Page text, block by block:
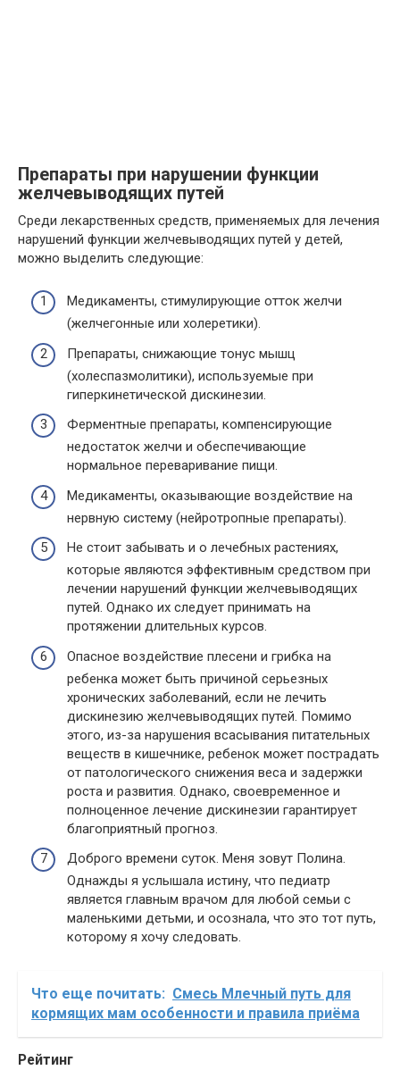
Препараты при нарушении функции
желчевыводящих путей
Среди лекарственных средств, применяемых для лечения
нарушений функции желчевыводящих путей у детей,
можно выделить следующие:
Медикаменты, стимулирующие отток желчи
(желчегонные или холеретики).
Препараты, снижающие тонус мышц
(холеспазмолитики), используемые при
гиперкинетической дискинезии.
Ферментные препараты, компенсирующие
недостаток желчи и обеспечивающие
нормальное переваривание пищи.
Медикаменты, оказывающие воздействие на
нервную систему (нейротропные препараты).
Не стоит забывать и о лечебных растениях,
которые являются эффективным средством при
лечении нарушений функции желчевыводящих
путей. Однако их следует принимать на
протяжении длительных курсов.
Опасное воздействие плесени и грибка на
ребенка может быть причиной серьезных
хронических заболеваний, если не лечить
дискинезию желчевыводящих путей. Помимо
этого, из-за нарушения всасывания питательных
веществ в кишечнике, ребенок может пострадать
от патологического снижения веса и задержки
роста и развития. Однако, своевременное и
полноценное лечение дискинезии гарантирует
благоприятный прогноз.
Доброго времени суток. Меня зовут Полина.
Однажды я услышала истину, что педиатр
является главным врачом для любой семьи с
маленькими детьми, и осознала, что это тот путь,
которому я хочу следовать.
Что еще почитать: Смесь Млечный путь для
кормящих мам особенности и правила приёма
Рейтинг